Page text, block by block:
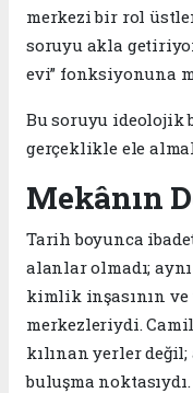
merkezi bir rol
soruyu akla
evi” fonksiyonuna
Bu soruyu ideolojik
gerçeklikle ele
Mekânın
Tarih boyunca
alanlar olmadı;
kimlik inşasının
merkezleriydi.
kılınan yerler
buluşma noktasıydı.